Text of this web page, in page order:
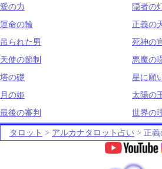
愛の力
隠者の
運命の輪
正義の
吊られた男
死神の
天使の節制
悪魔の
塔の礎
星に願
月の姫
太陽の
最後の審判
世界の
タロット > アルカナタロット占い > 正